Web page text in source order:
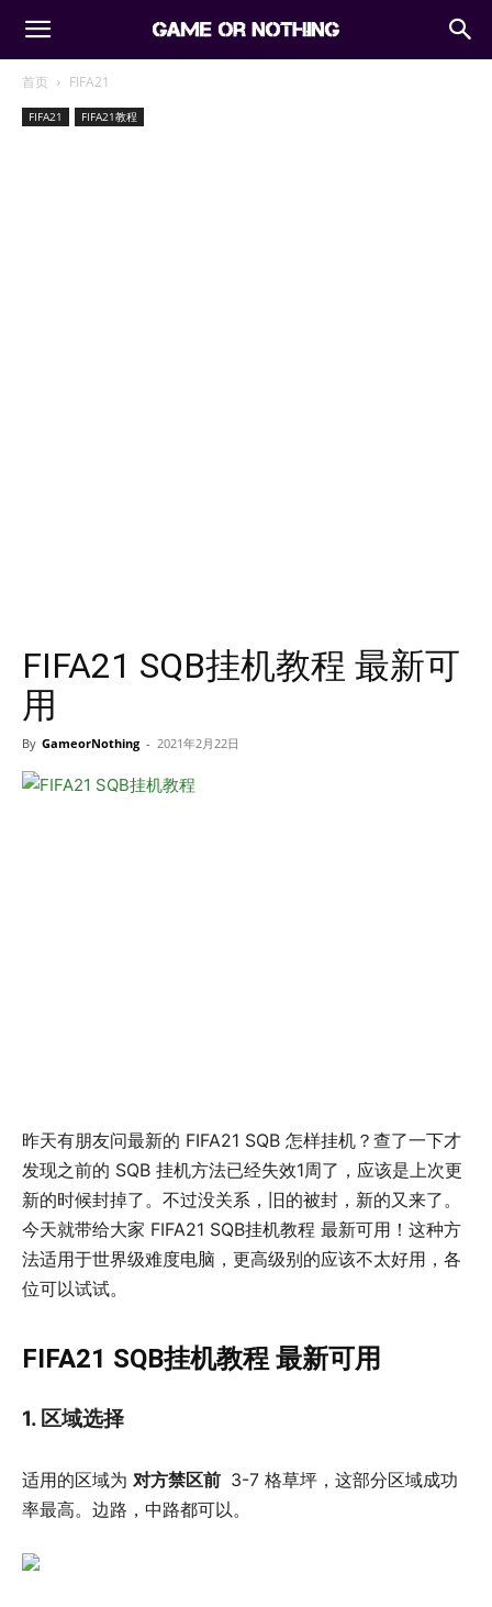
首页 FIFA21
FIFA21 FIFA21教程
FIFA21 SQB挂机教程 最新可
用
By GameorNothing - 2021年2月22日
昨天有朋友问最新的 FIFA21 SQB 怎样挂机？查了一下才
发现之前的 SQB 挂机方法已经失效1周了，应该是上次更
新的时候封掉了。不过没关系，旧的被封，新的又来了。
今天就带给大家 FIFA21 SQB挂机教程 最新可用！这种方
法适用于世界级难度电脑，更高级别的应该不太好用，各
位可以试试。
FIFA21 SQB挂机教程 最新可用
1. 区域选择
适用的区域为 对方禁区前 3-7 格草坪，这部分区域成功
率最高。边路，中路都可以。